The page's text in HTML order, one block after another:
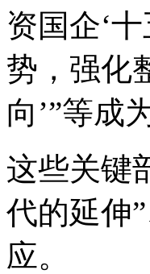
资国企‘十
势，强
向’”等成
这些关键
代的延伸
应。